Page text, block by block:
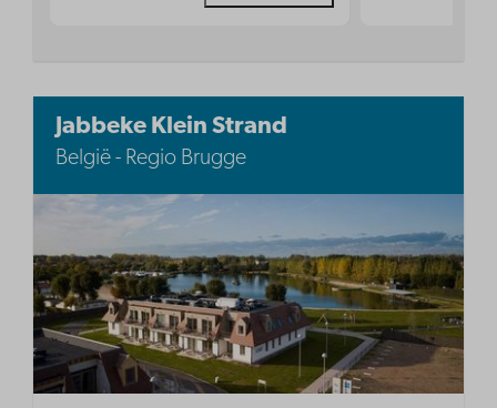
Jabbeke Klein Strand
België - Regio Brugge